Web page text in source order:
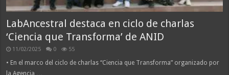
LabAncestral destaca en ciclo de charlas
‘Ciencia que Transforma’ de ANID
11/02/2025 0 55
• En el marco del ciclo de charlas “Ciencia que Transforma” organizado por
la Agencia …